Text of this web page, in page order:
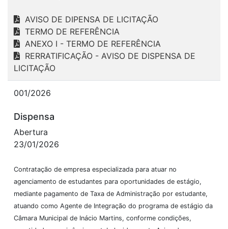
AVISO DE DIPENSA DE LICITAÇÃO
TERMO DE REFERÊNCIA
ANEXO I - TERMO DE REFERÊNCIA
RERRATIFICAÇÃO - AVISO DE DISPENSA DE
LICITAÇÃO
001/2026
Dispensa
Abertura
23/01/2026
Contratação de empresa especializada para atuar no
agenciamento de estudantes para oportunidades de estágio,
mediante pagamento de Taxa de Administração por estudante,
atuando como Agente de Integração do programa de estágio da
Câmara Municipal de Inácio Martins, conforme condições,